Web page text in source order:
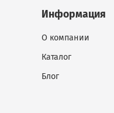
Информация
О компании
Каталог
Блог